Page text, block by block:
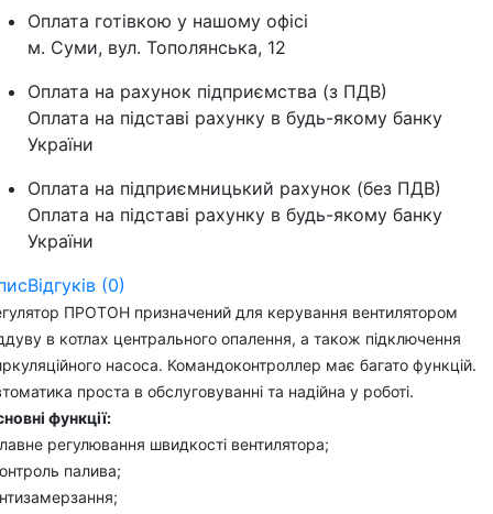
Оплата готівкою у нашому офісі
м. Суми, вул. Тополянська, 12
Оплата на рахунок підприємства (з ПДВ)
Оплата на підставі рахунку в будь-якому банку
України
Оплата на підприємницький рахунок (без ПДВ)
Оплата на підставі рахунку в будь-якому банку
України
Відгуків (0)
ПРОТОН призначений для керування вентилятором
в котлах центрального опалення, а також підключення
насоса. Командоконтроллер має багато функцій.
проста в обслуговуванні та надійна у роботі.
функції:
регулювання швидкості вентилятора;
палива;